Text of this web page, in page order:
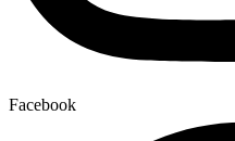
Facebook